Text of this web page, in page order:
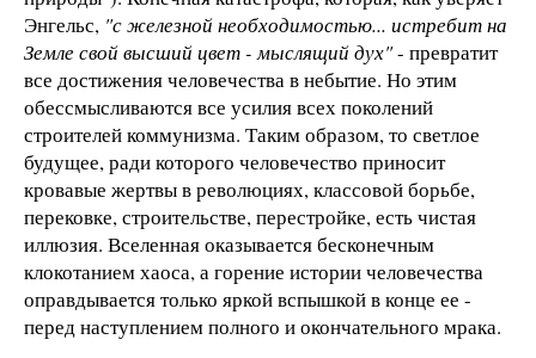
Энгельс, "с железной необходимостью... истребит на
Земле свой высший цвет - мыслящий дух"- превратит
все достижения человечества в небытие. Но этим
обессмысливаются все усилия всех поколений
строителей коммунизма. Таким образом, то светлое
будущее, ради которого человечество приносит
кровавые жертвы в революциях, классовой борьбе,
перековке, строительстве, перестройке, есть чистая
иллюзия. Вселенная оказывается бесконечным
клокотанием хаоса, а горение истории человечества
оправдывается только яркой вспышкой в конце ее -
перед наступлением полного и окончательного мрака.